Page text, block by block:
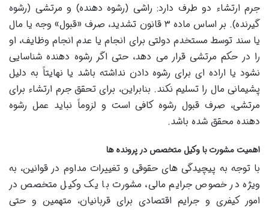
جرم ارتشاء دو طرف دارد: راشی (رشوه دهنده) و مرتشی (رشوه
گیرنده). بر اساس ماده ۳ قانون تشدید، صرف «قبول» وجه یا مال
یا سند توسط مستخدم دولتی برای انجام یا عدم انجام وظایف، او
را در حکم مرتشی قرار می دهد، حتی اگر رشوه دهنده شناسایی
نشود یا اراده ای برای رشوه دادن نداشته باشد یا نهایتاً به دلیل
پشیمانی مال را تسلیم نکند. بنابراین، برای تحقق جرم ارتشاء برای
مرتشی، صرف قبول رشوه کافی است و لزوماً نباید عمل رشوه
دهنده محقق شده باشد.
اهمیت مشورت با وکیل متخصص در پرونده ها
با توجه به پیچیدگی های حقوقی و تغییرات مداوم در قوانین، به
ویژه در خصوص جرایم مالی، مشورت با یک وکیل متخصص در
امور کیفری و جرایم اقتصادی برای قربانیان، متهمین و حتی